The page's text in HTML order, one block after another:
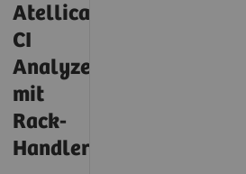
Atellica
CI
Analyzer
mit
Rack-
Handler